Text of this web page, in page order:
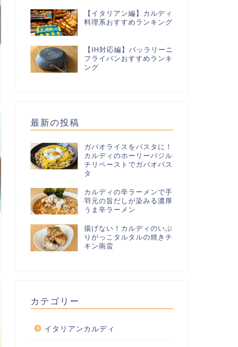
【イタリアン編】カルディ
料理系おすすめランキング
【IH対応編】バッラリーニ
フライパンおすすめランキ
ング
最新の投稿
ガパオライスをパスタに！
カルディのホーリーバジル
チリペーストでガパオパス
タ
カルディの辛ラーメンで手
羽元の旨だしが染みる濃厚
うま辛ラーメン
揚げない！カルディのいぶ
りがっこタルタルの焼きチ
キン南蛮
カテゴリー
イタリアンカルディ